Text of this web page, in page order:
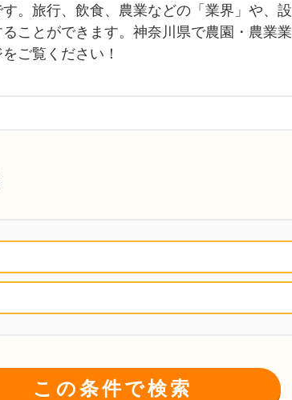
。旅行、飲食、農業などの「業界」や、
ことができます。神奈川県で農園・農業
ご覧ください！
この条件で検索